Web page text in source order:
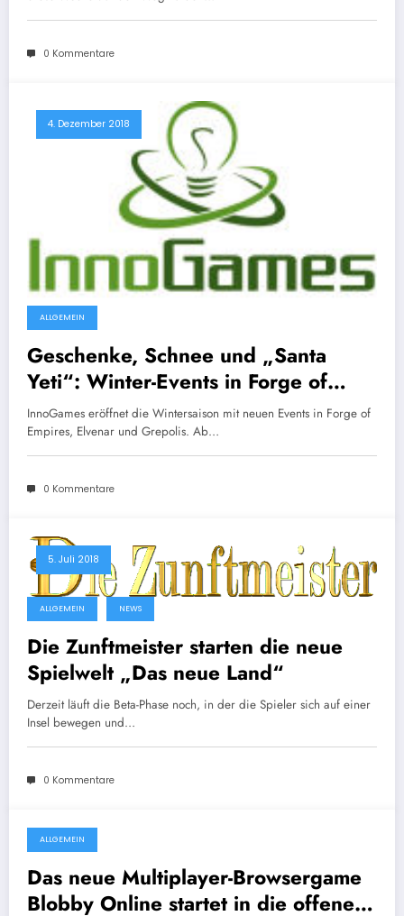
0 Kommentare
4. Dezember 2018
ALLGEMEIN
Geschenke, Schnee und „Santa
Yeti“: Winter-Events in Forge of
Empires, Elvenar und Grepolis
InnoGames eröffnet die Wintersaison mit neuen Events in Forge of
Empires, Elvenar und Grepolis. Ab…
0 Kommentare
5. Juli 2018
ALLGEMEIN NEWS
Die Zunftmeister starten die neue
Spielwelt „Das neue Land“
Derzeit läuft die Beta-Phase noch, in der die Spieler sich auf einer
Insel bewegen und…
0 Kommentare
13. Oktober 2015
ALLGEMEIN
Das neue Multiplayer-Browsergame
Blobby Online startet in die offene